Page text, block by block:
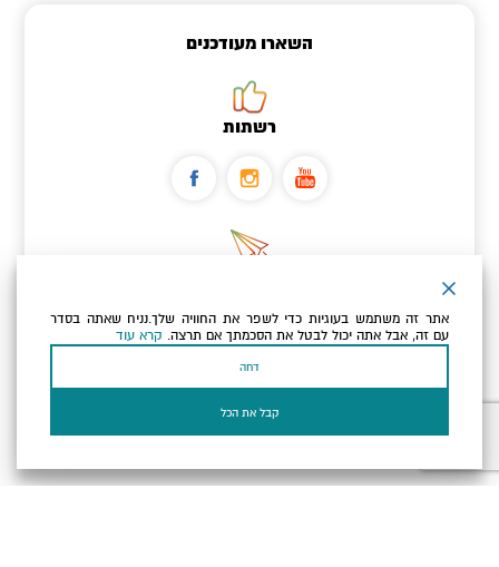
השארו מעודכנים
רשתות
כתובת הדוא"ל שלך
אני מאשר/ת שקראתי ומסכים/הלמדיניות הפרטיות ולמדיניות
אתר זה משתמש בעוגיות כדי לשפר את החוויה שלך.נניח שאתה בסדר
עם זה, אבל אתה יכול לבטל את הסכמתך אם תרצה. קרא עוד
דחה
קבל את הכל